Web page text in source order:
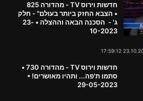
חדשות וירוס TV - מהדורה 825
• הצבא החזק ביותר בעולם" - חלק
ג' - הסכנה הבאה וההצלה • 23-
10-2023
חדשות וירוס TV - מהדורה 730 •
סתמו ת'פה... ותהיו מאושרים! •
29-05-2023